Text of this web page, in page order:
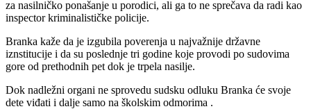
za nasilničko ponašanje u porodici, ali ga to ne sprečava da radi kao
inspector kriminalističke policije.
Branka kaže da je izgubila poverenja u najvažnije državne
iznstitucije i da su poslednje tri godine koje provodi po sudovima
gore od prethodnih pet dok je trpela nasilje.
Dok nadležni organi ne sprovedu sudsku odluku Branka će svoje
dete viđati i dalje samo na školskim odmorima .